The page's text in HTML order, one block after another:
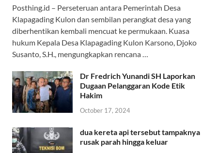
Posthing.id – Perseteruan antara Pemerintah Desa
Klapagading Kulon dan sembilan perangkat desa yang
diberhentikan kembali mencuat ke permukaan. Kuasa
hukum Kepala Desa Klapagading Kulon Karsono, Djoko
Susanto, S.H., mengungkapkan rencana …
Dr Fredrich Yunandi SH Laporkan
Dugaan Pelanggaran Kode Etik
Hakim
October 17, 2024
dua kereta api tersebut tampaknya
rusak parah hingga keluar